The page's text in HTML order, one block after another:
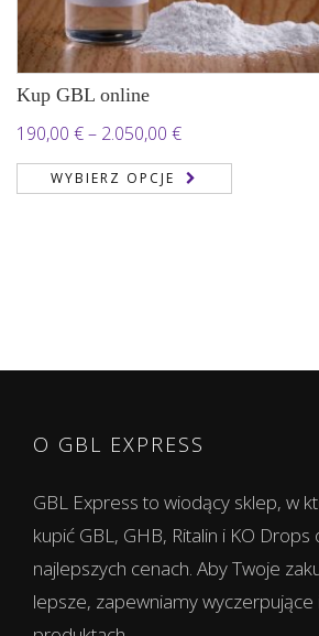
Kup GBL online
190,00 €– 2.050,00 €Zakres
cen:
od
WYBIERZ OPCJE
O GBL EXPRESS
GBL Express to wiodący sklep, w
kupić GBL, GHB, Ritalin i KO Drops
najlepszych cenach. Aby Twoje
lepsze, zapewniamy